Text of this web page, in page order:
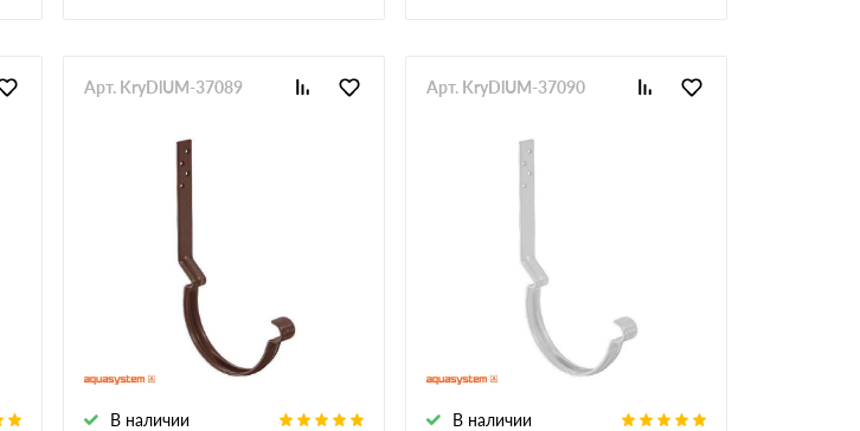
В наличии
Арт. KryDlUM-37089
В наличии
Арт. KryDlUM-37090